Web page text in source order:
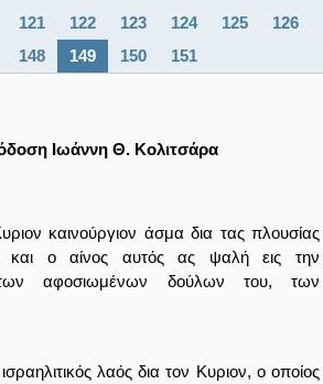
121 122 123 124 125 126
148 149 150 151
Ιωάννη Θ. Κολιτσάρα
καινούργιον άσμα δια τας πλουσίας
και ο αίνος αυτός ας ψαλή εις την
των αφοσιωμένων δούλων του, των
λαός δια τον Κυριον, ο οποίος